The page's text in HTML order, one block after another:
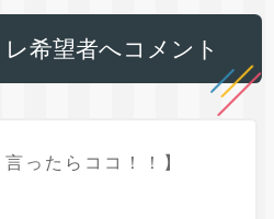
希望者へコメント
ったらココ！！】